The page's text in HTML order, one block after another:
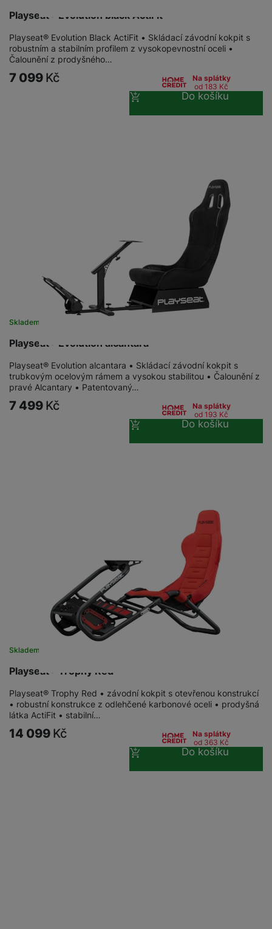
Playseat® Evolution black ActiFit
Playseat® Evolution Black ActiFit • Skládací závodní kokpit s
robustním a stabilním profilem z vysokopevnostní oceli •
Čalounění z prodyšného…
7 099 Kč
Na splátky
od 183 Kč
Do košíku
Playseat® Evolution alcantara
Skladem u dodavatele
Playseat® Evolution alcantara • Skládací závodní kokpit s
trubkovým ocelovým rámem a vysokou stabilitou • Čalounění z
pravé Alcantary • Patentovaný…
7 499 Kč
Na splátky
od 193 Kč
Do košíku
Playseat® Trophy Red
Skladem u dodavatele
Playseat® Trophy Red • závodní kokpit s otevřenou konstrukcí
• robustní konstrukce z odlehčené karbonové oceli • prodyšná
látka ActiFit • stabilní…
14 099 Kč
Na splátky
od 363 Kč
Do košíku